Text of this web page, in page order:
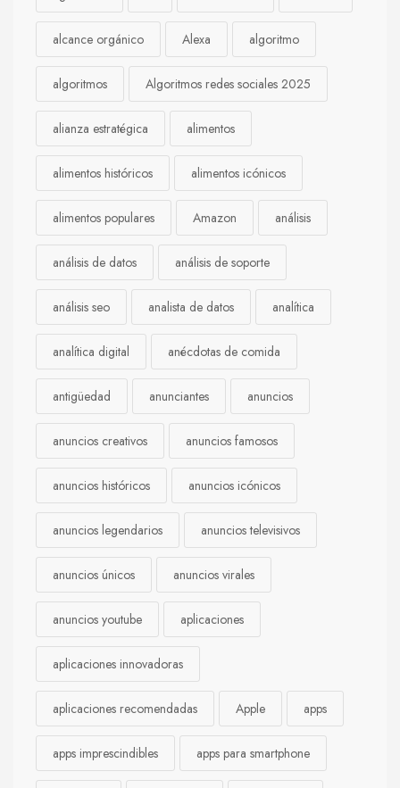
alcance orgánico Alexa algoritmo
algoritmos Algoritmos redes sociales 2025
alianza estratégica alimentos
alimentos históricos alimentos icónicos
alimentos populares Amazon análisis
análisis de datos análisis de soporte
análisis seo analista de datos analítica
analítica digital anécdotas de comida
antigüedad anunciantes anuncios
anuncios creativos anuncios famosos
anuncios históricos anuncios icónicos
anuncios legendarios anuncios televisivos
anuncios únicos anuncios virales
anuncios youtube aplicaciones
aplicaciones innovadoras
aplicaciones recomendadas Apple apps
apps imprescindibles apps para smartphone